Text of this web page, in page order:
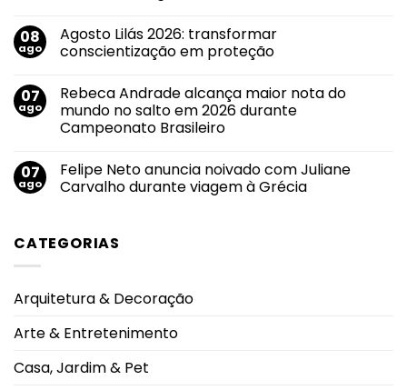
em
roteiro
de
principais
emissoras
do
Triângulo
em
Agosto
Branco:
uso
de
cigarros
eletrônicos
antecipa
lesões
pulmonares
alerta
oncológico
08
ago
Agosto Lilás 2026: transformar
conscientização em proteção
em
Agosto
Lilás
2026:
transformar
em
proteção
07
ago
Rebeca Andrade alcança maior nota do
mundo no salto em 2026 durante
Campeonato Brasileiro
em
Rebeca
Andrade
do
mundo
2026
Brasileiro
07
ago
Felipe Neto anuncia noivado com Juliane
Carvalho durante viagem à Grécia
Felipe
Neto
Juliane
viagem
Grécia
CATEGORIAS
Arquitetura & Decoração
Arte & Entretenimento
Casa, Jardim & Pet